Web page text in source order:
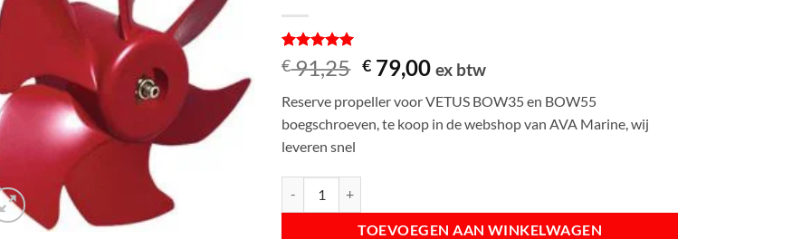
Gewaardeerd
5op 5
op
1
klantbeoordeling
€91,25 Oorspronkelijke
prijs
was:
€ 91,25.
€79,00Huidige
is:
€ 79,00.
ex btw
Reserve propeller voor VETUS BOW35 en BOW55
boegschroeven, te koop in de webshop van AVA Marine, wij
leveren snel
TOEVOEGEN AAN WINKELWAGEN